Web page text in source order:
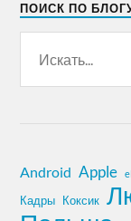
ПОИСК ПО
Android Apple
Кадры Коксик